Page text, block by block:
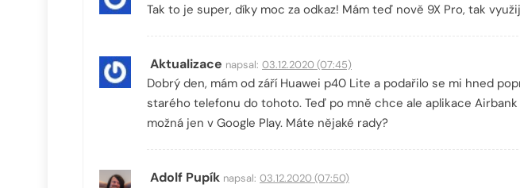
Tak to je super, díky moc za odkaz! Mám teď nově 9X Pro, tak
Aktualizace napsal: 03.12.2020 (07:45)
Dobrý den, mám od září Huawei p40 Lite a podařilo se mi hned
starého telefonu do tohoto. Teď po mně chce ale aplikace
možná jen v Google Play. Máte nějaké rady?
Adolf Pupík napsal: 03.12.2020 (07:50)